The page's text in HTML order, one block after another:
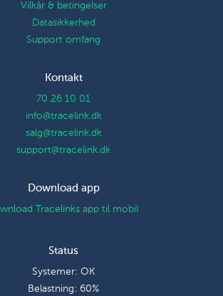
Vilkår & betingelser
Datasikkerhed
Support omfang
Kontakt
70 26 10 01
info@tracelink.dk
salg@tracelink.dk
support@tracelink.dk
Download app
Status
Systemer: OK
Belastning: 60%